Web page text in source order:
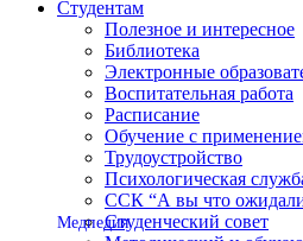
Студентам
Полезное и интересное
Библиотека
Электронные
Воспитательная работа
Расписание
Обучение с
Трудоустройство
Психологическая
ССК “А вы что
Студенческий совет
Медпедия